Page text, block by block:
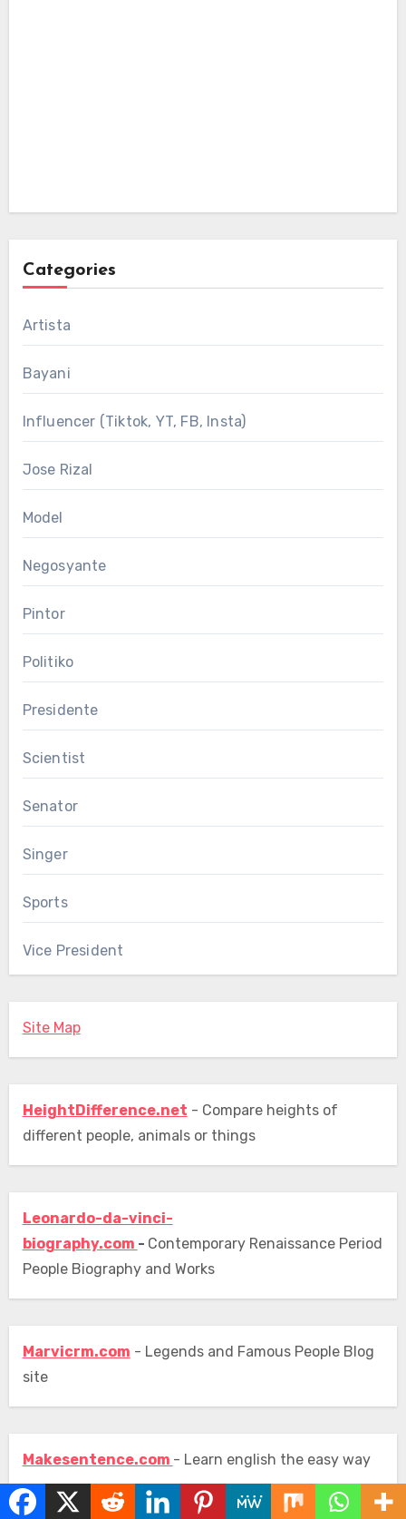
Categories
Artista
Bayani
Influencer (Tiktok, YT, FB, Insta)
Jose Rizal
Model
Negosyante
Pintor
Politiko
Presidente
Scientist
Senator
Singer
Sports
Vice President
Site Map
HeightDifference.net - Compare heights of
different people, animals or things
Leonardo-da-vinci-
biography.com - Contemporary Renaissance Period
People Biography and Works
Marvicrm.com - Legends and Famous People Blog
site
Makesentence.com - Learn english the easy way